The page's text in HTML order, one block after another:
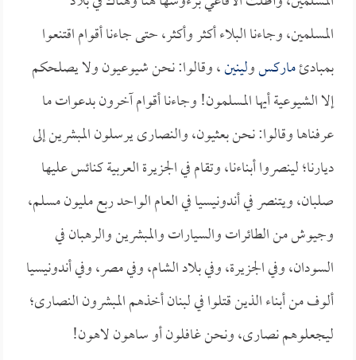
المسلمين، وجاءنا البلاء أكثر وأكثر، حتى جاءنا أقوام اقتنعوا
بمبادئماركسولينين، وقالوا: نحن شيوعيون ولا يصلحكم
إلا الشيوعية أيها المسلمون! وجاءنا أقوام آخرون بدعوات ما
عرفناها وقالوا: نحن بعثيون، والنصارى يرسلون المبشرين إلى
ديارنا؛ لينصروا أبناءنا، وتقام في الجزيرة العربية كنائس عليها
صلبان، ويتنصر في أندونيسيا في العام الواحد ربع مليون مسلم،
وجيوش من الطائرات والسيارات والمبشرين والرهبان في
السودان، وفي الجزيرة، وفي بلاد الشام، وفي مصر، وفي أندونيسيا
ألوف من أبناء الذين قتلوا في لبنان أخذهم المبشرون النصارى؛
ليجعلوهم نصارى، ونحن غافلون أو ساهون لاهون!